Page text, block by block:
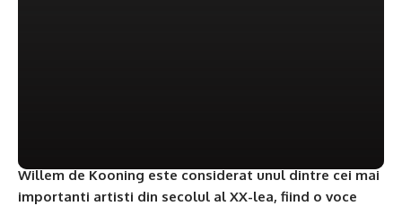
Willem de Kooning este considerat unul dintre cei mai
importanti artisti din secolul al XX-lea, fiind o voce